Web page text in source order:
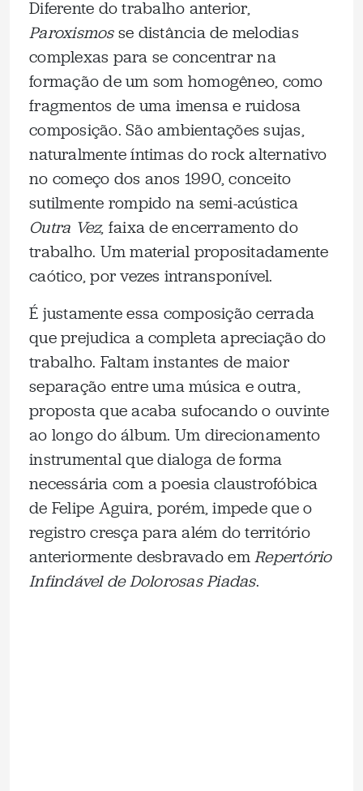
Diferente do trabalho anterior,
Paroxismosse distância de melodias
complexas para se concentrar na
formação de um som homogêneo, como
fragmentos de uma imensa e ruidosa
composição. São ambientações sujas,
naturalmente íntimas do rock alternativo
no começo dos anos 1990, conceito
sutilmente rompido na semi-acústica
Outra Vez, faixa de encerramento do
trabalho. Um material propositadamente
caótico, por vezes intransponível.
É justamente essa composição cerrada
que prejudica a completa apreciação do
trabalho. Faltam instantes de maior
separação entre uma música e outra,
proposta que acaba sufocando o ouvinte
ao longo do álbum. Um direcionamento
instrumental que dialoga de forma
necessária com a poesia claustrofóbica
de Felipe Aguira, porém, impede que o
registro cresça para além do território
anteriormente desbravado emRepertório
Infindável de Dolorosas Piadas.